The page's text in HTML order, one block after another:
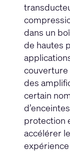
dans un
de hautes
couverture
des
certain
protection
accélérer